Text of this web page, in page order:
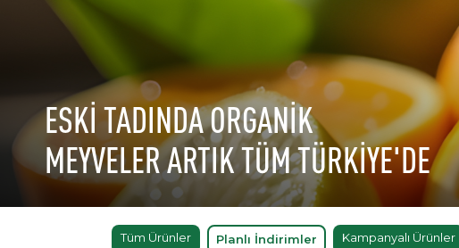
ESKİ TADINDA ORGANİK
MEYVELER ARTIK TÜM TÜRKİYE'DE
Tüm Ürünler Planlı İndirimler Kampanyalı Ürünler